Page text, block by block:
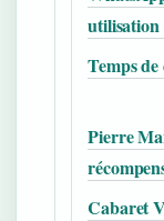
utilisation
Temps
Pierre
Cabaret